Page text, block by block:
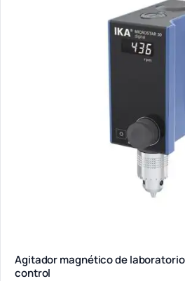
Agitador magnético de laboratorio
control